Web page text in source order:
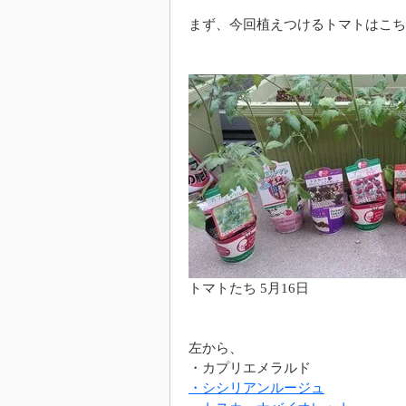
まず、今回植えつけるトマトはこ
トマトたち 5月16日
左から、
・カプリエメラルド
・シシリアンルージュ